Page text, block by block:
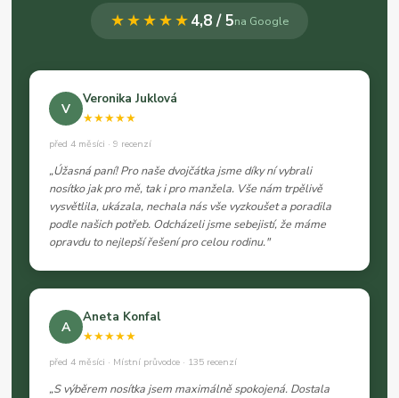
★★★★★4,8 / 5na Google
V
Veronika Juklová
★★★★★
před 4 měsíci · 9 recenzí
„Úžasná paní! Pro naše dvojčátka jsme díky ní vybrali
nosítko jak pro mě, tak i pro manžela. Vše nám trpělivě
vysvětlila, ukázala, nechala nás vše vyzkoušet a poradila
podle našich potřeb. Odcházeli jsme sebejistí, že máme
opravdu to nejlepší řešení pro celou rodinu."
A
Aneta Konfal
★★★★★
před 4 měsíci · Místní průvodce · 135 recenzí
„S výběrem nosítka jsem maximálně spokojená. Dostala